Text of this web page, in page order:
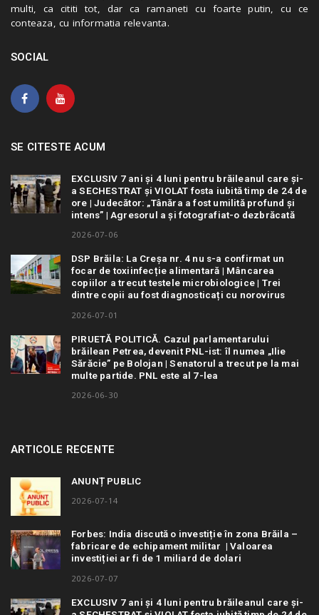
multi, ca cititi tot, dar ca ramaneti cu foarte putin, cu ce
conteaza, cu informatia relevanta.
SOCIAL
SE CITESTE ACUM
EXCLUSIV 7 ani și 4 luni pentru brăileanul care și-
a SECHESTRAT și VIOLAT fosta iubită timp de 24 de
ore | Judecător: „Tânăra a fost umilită profund și
intens” | Agresorul a și fotografiat-o dezbrăcată
2026-07-06
DSP Brăila: La Creșa nr. 4 nu s-a confirmat un
focar de toxiinfecție alimentară | Mâncarea
copiilor a trecut testele microbiologice | Trei
dintre copii au fost diagnosticați cu norovirus
2026-07-01
PIRUETĂ POLITICĂ. Cazul parlamentarului
brăilean Petrea, devenit PNL-ist: îl numea „Ilie
Sărăcie” pe Bolojan | Senatorul a trecut pe la mai
multe partide. PNL este al 7-lea
2026-06-30
ARTICOLE RECENTE
ANUNȚ PUBLIC
2026-07-14
Forbes: India discută o investiție în zona Brăila –
fabricare de echipament militar | Valoarea
investiției ar fi de 1 miliard de dolari
2026-07-07
EXCLUSIV 7 ani și 4 luni pentru brăileanul care și-